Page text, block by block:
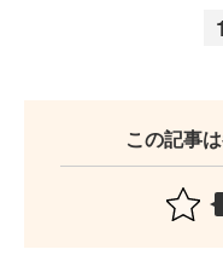
1
この記事